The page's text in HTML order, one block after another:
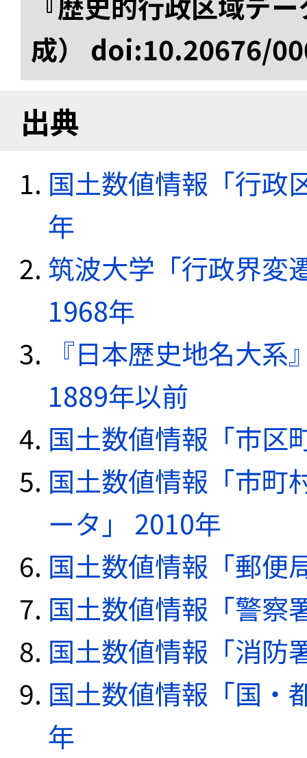
成） doi:10.20676/
出典
国土数値情報「行政
年
筑波大学「行政界変
1968年
『日本歴史地名大
1889年以前
国土数値情報「市区
国土数値情報「市町
ータ」 2010年
国土数値情報「郵便
国土数値情報「警察
国土数値情報「消防
国土数値情報「国・
年